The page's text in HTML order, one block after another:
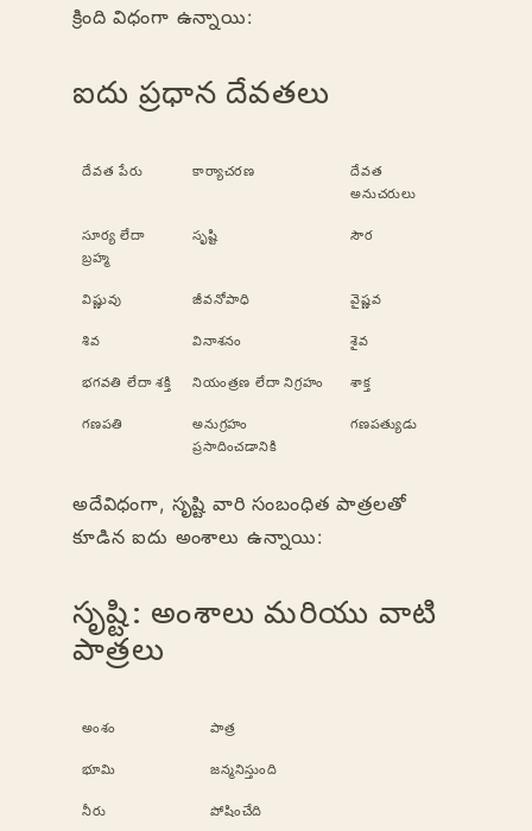
క్రింది విధంగా ఉన్నాయి:
ఐదు ప్రధాన దేవతలు
దేవత పేరు కార్యాచరణ
దేవత
అనుచరులు
సూర్య లేదా
బ్రహ్మ
సృష్టి సౌర
విష్ణువు జీవనోపాధి వైష్ణవ
శివ వినాశనం శైవ
భగవతి లేదా శక్తి నియంత్రణ లేదా నిగ్రహం శాక్త
గణపతి
అనుగ్రహం
ప్రసాదించడానికి
గణపత్యుడు
అదేవిధంగా, సృష్టి వారి సంబంధిత పాత్రలతో
కూడిన ఐదు అంశాలు ఉన్నాయి:
సృష్టి: అంశాలు మరియు వాటి
పాత్రలు
అంశం పాత్ర
భూమి జన్మనిస్తుంది
నీరు పోషించేది